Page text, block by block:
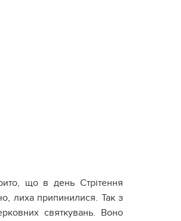
що в день Стрітення
лиха припинилися. Так з
святкувань. Воно